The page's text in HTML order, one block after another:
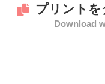
プリントを
Download